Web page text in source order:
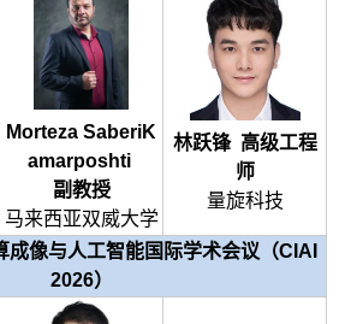
Morteza SaberiK
amarposhti
副教授
马来西亚双威大学
林跃锋 高级工程
师
量旋科技
成像与人工智能国际学术会议（CIAI
2026）